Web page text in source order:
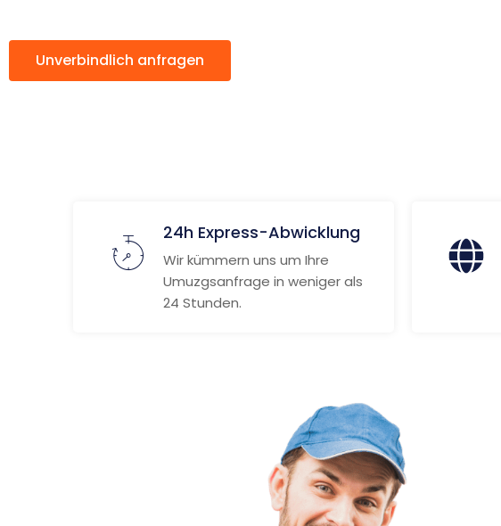
Unverbindlich anfragen
24h Express-Abwicklung
Wir kümmern uns um Ihre
Umuzgsanfrage in weniger als
24 Stunden.